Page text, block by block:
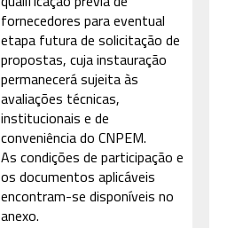
fornecedores para eventual
etapa futura de solicitação de
propostas, cuja instauração
permanecerá sujeita às
avaliações técnicas,
institucionais e de
conveniência do CNPEM.
As condições de participação e
os documentos aplicáveis
encontram-se disponíveis no
anexo.